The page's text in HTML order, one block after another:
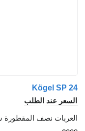
Kögel SP 24
السعر عند الطلب
العربات نصف المقطورة